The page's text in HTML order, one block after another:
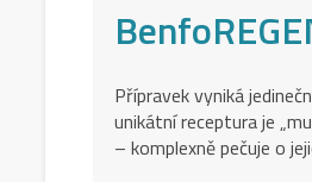
Přípravek vyniká
unikátní receptura je
– komplexně pečuje o